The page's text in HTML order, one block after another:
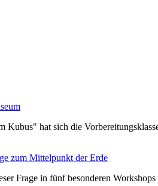
Kubus" hat sich die
zum Mittelpunkt der Erde
Frage in fünf besonderen